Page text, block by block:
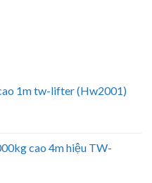
1m tw-lifter (Hw2001)
cao 4m hiệu TW-